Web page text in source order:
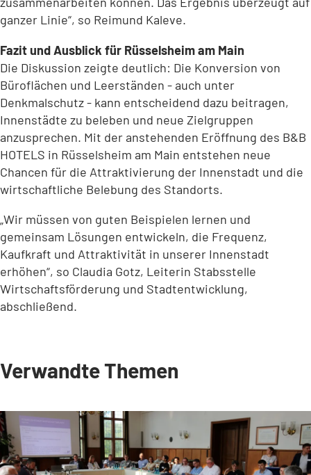
ganzer Linie“, so Reimund Kaleve.
Fazit und Ausblick für Rüsselsheim am Main
Die Diskussion zeigte deutlich: Die Konversion von
Büroflächen und Leerständen - auch unter
Denkmalschutz - kann entscheidend dazu beitragen,
Innenstädte zu beleben und neue Zielgruppen
anzusprechen. Mit der anstehenden Eröffnung des B&B
HOTELS in Rüsselsheim am Main entstehen neue
Chancen für die Attraktivierung der Innenstadt und die
wirtschaftliche Belebung des Standorts.
„Wir müssen von guten Beispielen lernen und
gemeinsam Lösungen entwickeln, die Frequenz,
Kaufkraft und Attraktivität in unserer Innenstadt
erhöhen“, so Claudia Gotz, Leiterin Stabsstelle
Wirtschaftsförderung und Stadtentwicklung,
abschließend.
Verwandte Themen